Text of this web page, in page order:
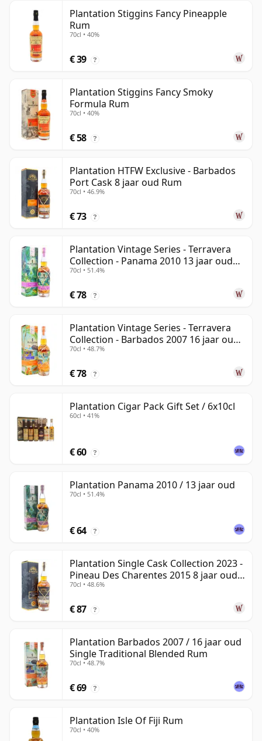
Plantation Stiggins Fancy Pineapple
Rum
70cl • 40%
€ 39 ?
Plantation Stiggins Fancy Smoky
Formula Rum
70cl • 40%
€ 58 ?
Plantation HTFW Exclusive - Barbados
Port Cask 8 jaar oud Rum
70cl • 46.9%
€ 73 ?
Plantation Vintage Series - Terravera
Collection - Panama 2010 13 jaar oud
Rum
70cl • 51.4%
€ 78 ?
Plantation Vintage Series - Terravera
Collection - Barbados 2007 16 jaar oud
Rum
70cl • 48.7%
€ 78 ?
Plantation Cigar Pack Gift Set / 6x10cl
60cl • 41%
€ 60 ?
Plantation Panama 2010 / 13 jaar oud
70cl • 51.4%
€ 64 ?
Plantation Single Cask Collection 2023 -
Pineau Des Charentes 2015 8 jaar oud
Rum
70cl • 48.6%
€ 87 ?
Plantation Barbados 2007 / 16 jaar oud
Single Traditional Blended Rum
70cl • 48.7%
€ 69 ?
Plantation Isle Of Fiji Rum
70cl • 40%